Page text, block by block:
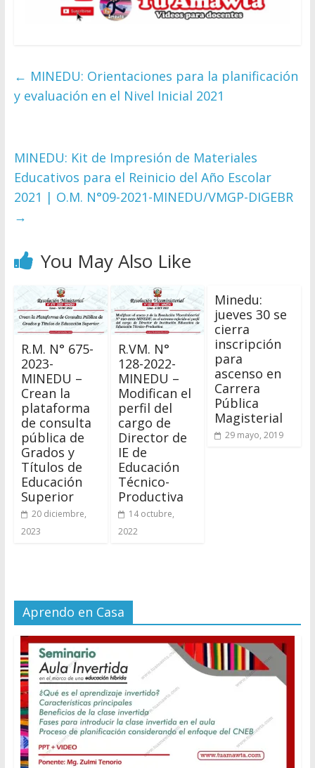
← MINEDU: Orientaciones para la planificación
y evaluación en el Nivel Inicial 2021
MINEDU: Kit de Impresión de Materiales
Educativos para el Reinicio del Año Escolar
2021 | O.M. N°09-2021-MINEDU/VMGP-DIGEBR
→
You May Also Like
R.M. N° 675-
2023-
MINEDU –
Crean la
plataforma
de consulta
pública de
Grados y
Títulos de
Educación
Superior
20 diciembre,
2023
R.VM. N°
128-2022-
MINEDU –
Modifican el
perfil del
cargo de
Director de
IE de
Educación
Técnico-
Productiva
14 octubre,
2022
Minedu:
jueves 30 se
cierra
inscripción
para
ascenso en
Carrera
Pública
Magisterial
29 mayo, 2019
Aprendo en Casa